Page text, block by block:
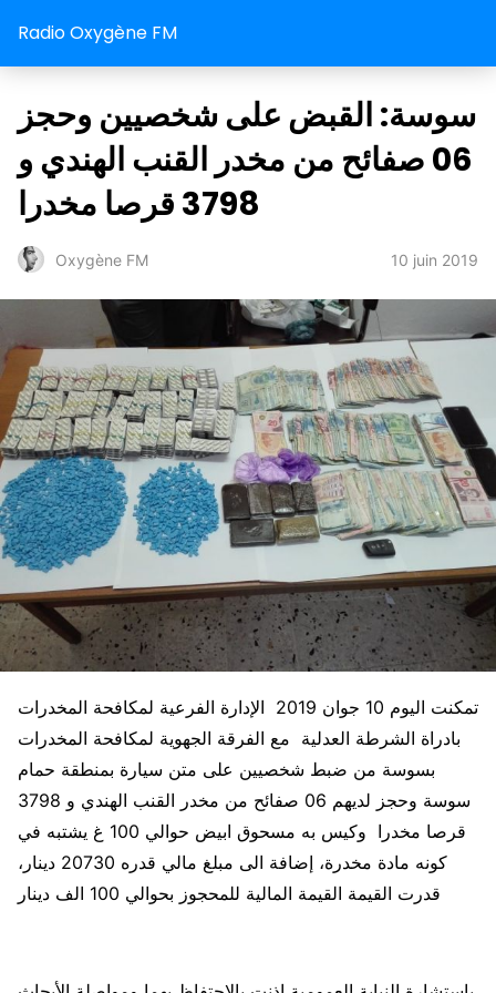
Radio Oxygène FM
سوسة: القبض على شخصيين وحجز
06 صفائح من مخدر القنب الهندي و
3798 قرصا مخدرا
Oxygène FM 10 juin 2019
تمكنت اليوم 10 جوان 2019 الإدارة الفرعية لمكافحة المخدرات
بادراة الشرطة العدلية مع الفرقة الجهوية لمكافحة المخدرات
بسوسة من ضبط شخصيين على متن سيارة بمنطقة حمام
سوسة وحجز لديهم 06 صفائح من مخدر القنب الهندي و 3798
قرصا مخدرا وكيس به مسحوق ابيض حوالي 100 غ يشتبه في
كونه مادة مخدرة، إضافة الى مبلغ مالي قدره 20730 دينار،
قدرت القيمة القيمة المالية للمحجوز بحوالي 100 الف دينار